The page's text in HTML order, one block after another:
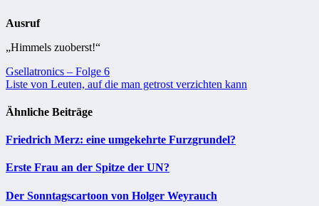
Ausruf
„Himmels zuoberst!“
Beitragsnavigation
Gsellatronics ‒ Folge 6
Liste von Leuten, auf die man getrost verzichten kann
Ähnliche Beiträge
Friedrich Merz: eine umgekehrte Furzgrundel?
Erste Frau an der Spitze der UN?
Der Sonntagscartoon von Holger Weyrauch